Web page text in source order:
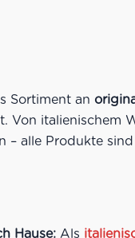
Sortiment an
Von italienischem
alle Produkte
Hause: Als